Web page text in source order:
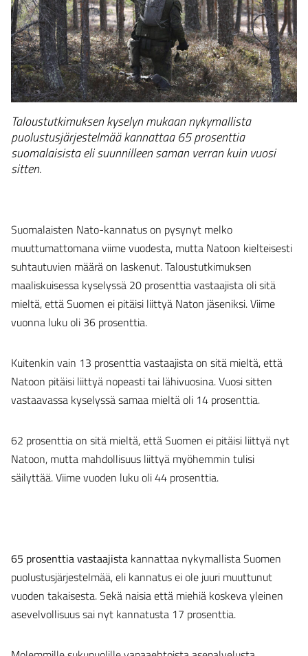
Taloustutkimuksen kyselyn mukaan nykymallista
puolustusjärjestelmää kannattaa 65 prosenttia
suomalaisista eli suunnilleen saman verran kuin vuosi
sitten.
Suomalaisten Nato-kannatus on pysynyt melko
muuttumattomana viime vuodesta, mutta Natoon kielteisesti
suhtautuvien määrä on laskenut. Taloustutkimuksen
maaliskuisessa kyselyssä 20 prosenttia vastaajista oli sitä
mieltä, että Suomen ei pitäisi liittyä Naton jäseniksi. Viime
vuonna luku oli 36 prosenttia.
Kuitenkin vain 13 prosenttia vastaajista on sitä mieltä, että
Natoon pitäisi liittyä nopeasti tai lähivuosina. Vuosi sitten
vastaavassa kyselyssä samaa mieltä oli 14 prosenttia.
62 prosenttia on sitä mieltä, että Suomen ei pitäisi liittyä nyt
Natoon, mutta mahdollisuus liittyä myöhemmin tulisi
säilyttää. Viime vuoden luku oli 44 prosenttia.
65 prosenttia vastaajista kannattaa nykymallista Suomen
puolustusjärjestelmää, eli kannatus ei ole juuri muuttunut
vuoden takaisesta. Sekä naisia että miehiä koskeva yleinen
asevelvollisuus sai nyt kannatusta 17 prosenttia.